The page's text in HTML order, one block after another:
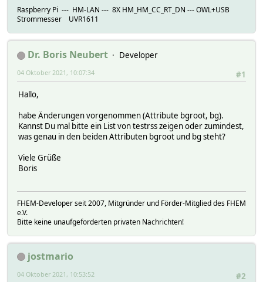
Raspberry Pi --- HM-LAN --- 8X HM_HM_CC_RT_DN --- OWL+USB
Strommesser UVR1611
Dr. Boris Neubert
Developer
#1
04 Oktober 2021, 10:07:34
Hallo,
habe Änderungen vorgenommen (Attribute bgroot, bg).
Kannst Du mal bitte ein List von testrss zeigen oder zumindest,
was genau in den beiden Attributen bgroot und bg steht?
Viele Grüße
Boris
FHEM-Developer seit 2007, Mitgründer und Förder-Mitglied des FHEM
e.V.
Bitte keine unaufgeforderten privaten Nachrichten!
jostmario
#2
04 Oktober 2021, 10:53:52